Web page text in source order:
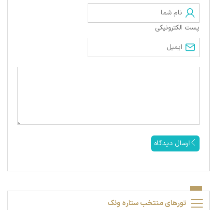
پست الکترونیکی
ارسال دیدگاه
تورهای منتخب ستاره ونک